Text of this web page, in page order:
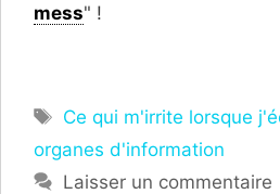
mess" !
Étiquettes
Ce qui m'irrite lorsque
organes d'information
Laisser un commentaire